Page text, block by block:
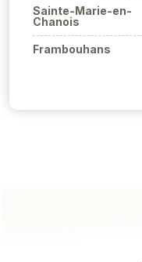
Sainte-Marie-en-
Chanois
Frambouhans